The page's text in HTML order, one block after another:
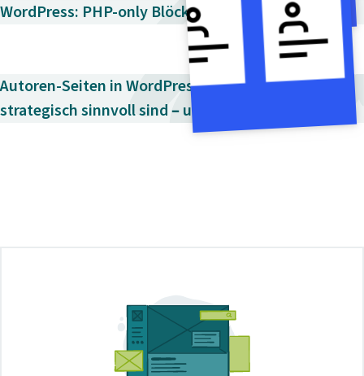
WordPress: PHP-only Blöcke mit autoRegister →
Autoren-Seiten in WordPress: Wann sie
strategisch sinnvoll sind – und wann nicht →